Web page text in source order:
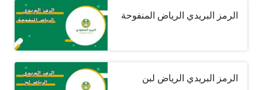
الرمز البريدي الرياض المنفوحة
الرمز البريدي الرياض لبن